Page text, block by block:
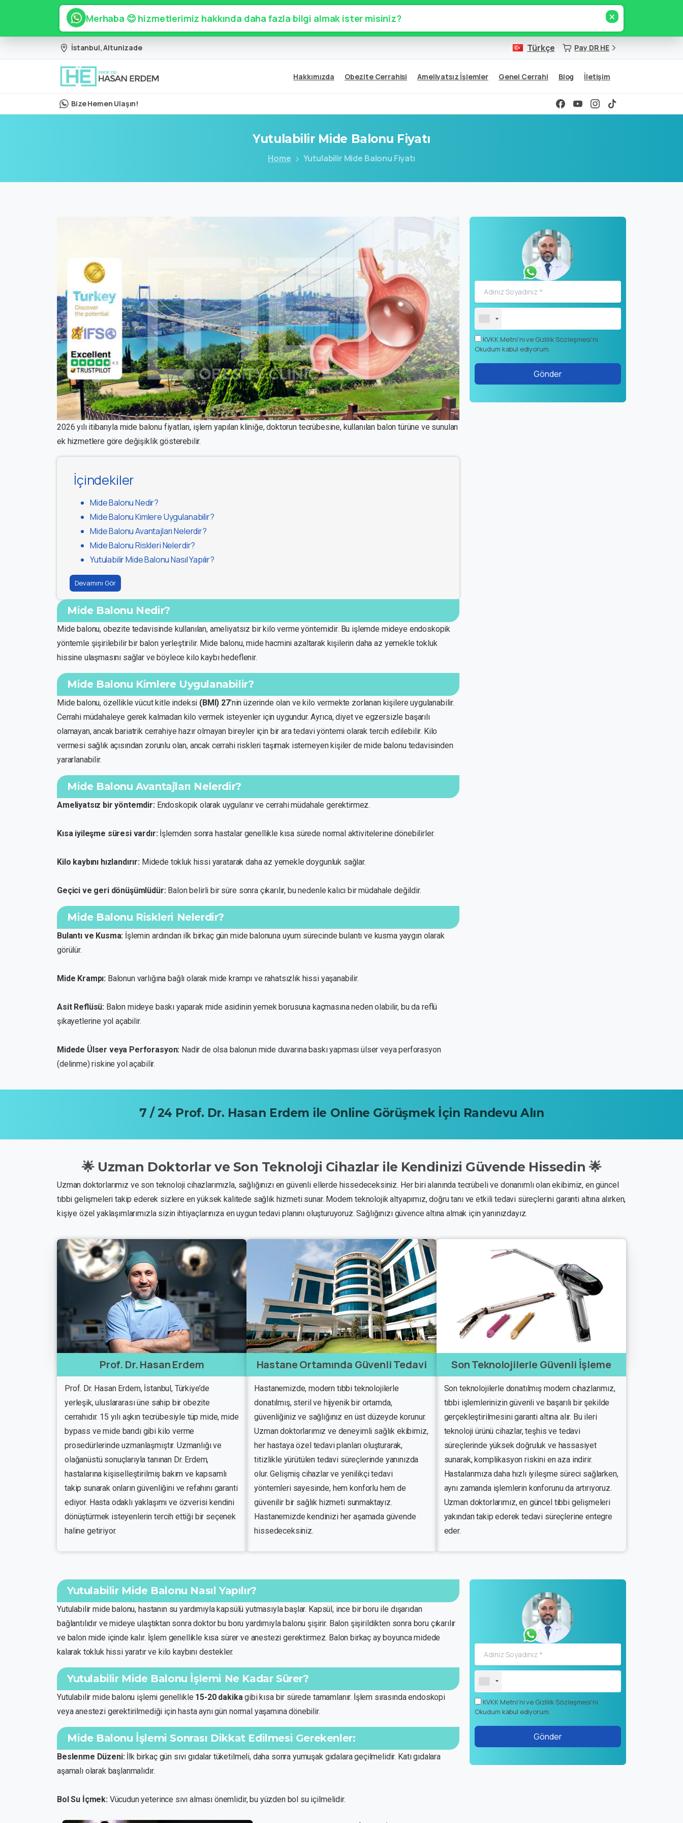
Merhaba 😊 hizmetlerimiz hakkında daha fazla bilgi almak ister misiniz? ×
İstanbul, Altunizade Türkçe Pay DR HE
Hakkımızda Obezite Cerrahisi Ameliyatsız İşlemler Genel Cerrahi Blog İletişim
Bize Hemen Ulaşın!
Yutulabilir Mide Balonu Fiyatı
Home Yutulabilir Mide Balonu Fiyatı
2026 yılı itibarıyla mide balonu fiyatları, işlem yapılan kliniğe, doktorun tecrübesine, kullanılan balon türüne ve sunulan
ek hizmetlere göre değişiklik gösterebilir.
İçindekiler
Mide Balonu Nedir?
Mide Balonu Kimlere Uygulanabilir?
Mide Balonu Avantajları Nelerdir?
Mide Balonu Riskleri Nelerdir?
Yutulabilir Mide Balonu Nasıl Yapılır?
Devamını Gör
Mide Balonu Nedir?
Mide balonu, obezite tedavisinde kullanılan, ameliyatsız bir kilo verme yöntemidir. Bu işlemde mideye endoskopik
yöntemle şişirilebilir bir balon yerleştirilir. Mide balonu, mide hacmini azaltarak kişilerin daha az yemekle tokluk
hissine ulaşmasını sağlar ve böylece kilo kaybı hedeflenir.
Mide Balonu Kimlere Uygulanabilir?
Mide balonu, özellikle vücut kitle indeksi (BMI) 27’nin üzerinde olan ve kilo vermekte zorlanan kişilere uygulanabilir.
Cerrahi müdahaleye gerek kalmadan kilo vermek isteyenler için uygundur. Ayrıca, diyet ve egzersizle başarılı
olamayan, ancak bariatrik cerrahiye hazır olmayan bireyler için bir ara tedavi yöntemi olarak tercih edilebilir. Kilo
vermesi sağlık açısından zorunlu olan, ancak cerrahi riskleri taşımak istemeyen kişiler de mide balonu tedavisinden
yararlanabilir.
Mide Balonu Avantajları Nelerdir?
Ameliyatsız bir yöntemdir:Endoskopik olarak uygulanır ve cerrahi müdahale gerektirmez.
Kısa iyileşme süresi vardır:İşlemden sonra hastalar genellikle kısa sürede normal aktivitelerine dönebilirler.
Kilo kaybını hızlandırır: Midede tokluk hissi yaratarak daha az yemekle doygunluk sağlar.
Geçici ve geri dönüşümlüdür:Balon belirli bir süre sonra çıkarılır, bu nedenle kalıcı bir müdahale değildir.
Mide Balonu Riskleri Nelerdir?
Bulantı ve Kusma: İşlemin ardından ilk birkaç gün mide balonuna uyum sürecinde bulantı ve kusma yaygın olarak
görülür.
Mide Krampı: Balonun varlığına bağlı olarak mide krampı ve rahatsızlık hissi yaşanabilir.
Asit Reflüsü: Balon mideye baskı yaparak mide asidinin yemek borusuna kaçmasına neden olabilir, bu da reflü
şikayetlerine yol açabilir.
Midede Ülser veya Perforasyon: Nadir de olsa balonun mide duvarına baskı yapması ülser veya perforasyon
(delinme) riskine yol açabilir.
KVKK Metni'ni ve Gizlilik Sözleşmesi'ni
Okudum kabul ediyorum.
7 / 24 Prof. Dr. Hasan Erdem ile Online Görüşmek İçin Randevu Alın
🌟 Uzman Doktorlar ve Son Teknoloji Cihazlar ile Kendinizi Güvende Hissedin 🌟
Uzman doktorlarımız ve son teknoloji cihazlarımızla, sağlığınızı en güvenli ellerde hissedeceksiniz. Her biri alanında tecrübeli ve donanımlı olan ekibimiz, en güncel
tıbbi gelişmeleri takip ederek sizlere en yüksek kalitede sağlık hizmeti sunar. Modern teknolojik altyapımız, doğru tanı ve etkili tedavi süreçlerini garanti altına alırken,
kişiye özel yaklaşımlarımızla sizin ihtiyaçlarınıza en uygun tedavi planını oluşturuyoruz. Sağlığınızı güvence altına almak için yanınızdayız.
Prof. Dr. Hasan Erdem
Prof. Dr. Hasan Erdem, İstanbul, Türkiye’de
yerleşik, uluslararası üne sahip bir obezite
cerrahıdır. 15 yılı aşkın tecrübesiyle tüp mide, mide
bypass ve mide bandı gibi kilo verme
prosedürlerinde uzmanlaşmıştır. Uzmanlığı ve
olağanüstü sonuçlarıyla tanınan Dr. Erdem,
hastalarına kişiselleştirilmiş bakım ve kapsamlı
takip sunarak onların güvenliğini ve refahını garanti
ediyor. Hasta odaklı yaklaşımı ve özverisi kendini
dönüştürmek isteyenlerin tercih ettiği bir seçenek
haline getiriyor.
Hastane Ortamında Güvenli Tedavi
Hastanemizde, modern tıbbi teknolojilerle
donatılmış, steril ve hijyenik bir ortamda,
güvenliğiniz ve sağlığınız en üst düzeyde korunur.
Uzman doktorlarımız ve deneyimli sağlık ekibimiz,
her hastaya özel tedavi planları oluşturarak,
titizlikle yürütülen tedavi süreçlerinde yanınızda
olur. Gelişmiş cihazlar ve yenilikçi tedavi
yöntemleri sayesinde, hem konforlu hem de
güvenilir bir sağlık hizmeti sunmaktayız.
Hastanemizde kendinizi her aşamada güvende
hissedeceksiniz.
Son Teknolojilerle Güvenli İşleme
Son teknolojilerle donatılmış modern cihazlarımız,
tıbbi işlemlerinizin güvenli ve başarılı bir şekilde
gerçekleştirilmesini garanti altına alır. Bu ileri
teknoloji ürünü cihazlar, teşhis ve tedavi
süreçlerinde yüksek doğruluk ve hassasiyet
sunarak, komplikasyon riskini en aza indirir.
Hastalarımıza daha hızlı iyileşme süreci sağlarken,
aynı zamanda işlemlerin konforunu da artırıyoruz.
Uzman doktorlarımız, en güncel tıbbi gelişmeleri
yakından takip ederek tedavi süreçlerine entegre
eder.
Yutulabilir Mide Balonu Nasıl Yapılır?
Yutulabilir mide balonu, hastanın su yardımıyla kapsülü yutmasıyla başlar. Kapsül, ince bir boru ile dışarıdan
bağlantılıdır ve mideye ulaştıktan sonra doktor bu boru yardımıyla balonu şişirir. Balon şişirildikten sonra boru çıkarılır
ve balon mide içinde kalır. İşlem genellikle kısa sürer ve anestezi gerektirmez. Balon birkaç ay boyunca midede
kalarak tokluk hissi yaratır ve kilo kaybını destekler.
Yutulabilir Mide Balonu İşlemi Ne Kadar Sürer?
Yutulabilir mide balonu işlemi genellikle 15-20 dakika gibi kısa bir sürede tamamlanır. İşlem sırasında endoskopi
veya anestezi gerektirilmediği için hasta aynı gün normal yaşamına dönebilir.
Mide Balonu İşlemi Sonrası Dikkat Edilmesi Gerekenler:
Beslenme Düzeni: İlk birkaç gün sıvı gıdalar tüketilmeli, daha sonra yumuşak gıdalara geçilmelidir. Katı gıdalara
aşamalı olarak başlanmalıdır.
Bol Su İçmek: Vücudun yeterince sıvı alması önemlidir, bu yüzden bol su içilmelidir.
KVKK Metni'ni ve Gizlilik Sözleşmesi'ni
Okudum kabul ediyorum.